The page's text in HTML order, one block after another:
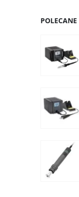
POLECANE